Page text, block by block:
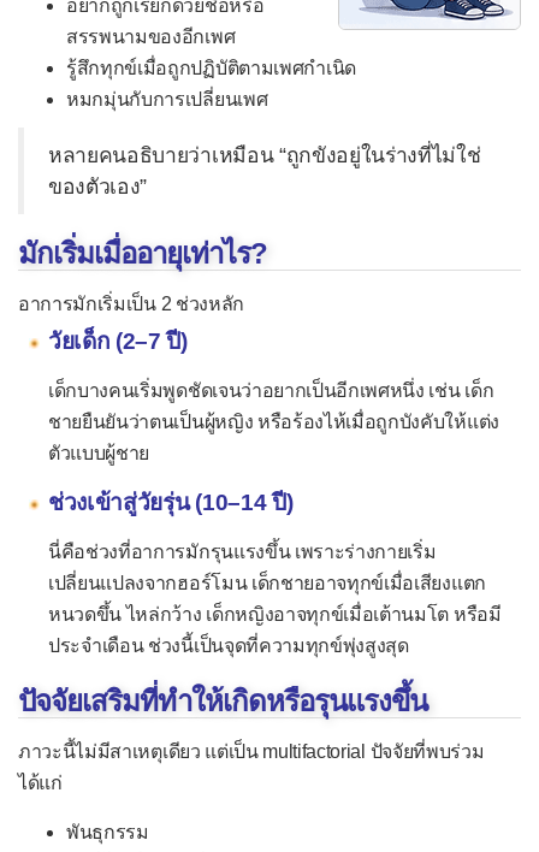
ทำไมน้ำหนักเกินจึงอายุสั้นกว่า?
อายุ 30 ควรเริ่มป้องกันโรคหลอด
ทำไมไม่ควรคัดกรองมะเร็งด้วย
เข้าใจประกันสุขภาพทั้ง 6 แบบ และ
การ “ขอหมอ admit เพื่อเคลม” อาจ
เสี่ยงกว่าที่คิด
Diamox ไม่ใช่ทางเลือกของนักเดิน
ทางขึ้นที่สูง
ควรใช้ CoQ10 ร่วมกับ Statin หรือ
ไม่?
อยากถูกเรียกด้วยชื่อหรือ
สรรพนามของอีกเพศ
รู้สึกทุกข์เมื่อถูกปฏิบัติตามเพศกำเนิด
หมกมุ่นกับการเปลี่ยนเพศ
หลายคนอธิบายว่าเหมือน “ถูกขังอยู่ในร่างที่ไม่ใช่
ของตัวเอง”
มักเริ่มเมื่ออายุเท่าไร?
อาการมักเริ่มเป็น 2 ช่วงหลัก
วัยเด็ก (2–7 ปี)
เด็กบางคนเริ่มพูดชัดเจนว่าอยากเป็นอีกเพศหนึ่ง เช่น เด็ก
ชายยืนยันว่าตนเป็นผู้หญิง หรือร้องไห้เมื่อถูกบังคับให้แต่ง
ตัวแบบผู้ชาย
ช่วงเข้าสู่วัยรุ่น (10–14 ปี)
นี่คือช่วงที่อาการมักรุนแรงขึ้น เพราะร่างกายเริ่ม
เปลี่ยนแปลงจากฮอร์โมน เด็กชายอาจทุกข์เมื่อเสียงแตก
หนวดขึ้น ไหล่กว้าง เด็กหญิงอาจทุกข์เมื่อเต้านมโต หรือมี
ประจำเดือน ช่วงนี้เป็นจุดที่ความทุกข์พุ่งสูงสุด
ปัจจัยเสริมที่ทำให้เกิดหรือรุนแรงขึ้น
ภาวะนี้ไม่มีสาเหตุเดียว แต่เป็น multifactorial ปัจจัยที่พบร่วม
ได้แก่
พันธุกรรม